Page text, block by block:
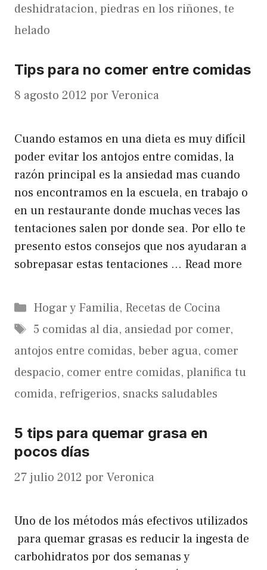
deshidratacion, piedras en los riñones, te
helado
Tips para no comer entre comidas
8 agosto 2012 por Veronica
Cuando estamos en una dieta es muy difícil
poder evitar los antojos entre comidas, la
razón principal es la ansiedad mas cuando
nos encontramos en la escuela, en trabajo o
en un restaurante donde muchas veces las
tentaciones salen por donde sea. Por ello te
presento estos consejos que nos ayudaran a
sobrepasar estas tentaciones … Read more
Categorías
Hogar y Familia, Recetas de Cocina
Etiquetas
5 comidas al dia, ansiedad por comer,
antojos entre comidas, beber agua, comer
despacio, comer entre comidas, planifica tu
comida, refrigerios, snacks saludables
5 tips para quemar grasa en
pocos días
27 julio 2012 por Veronica
Uno de los métodos más efectivos utilizados
para quemar grasas es reducir la ingesta de
carbohidratos por dos semanas y